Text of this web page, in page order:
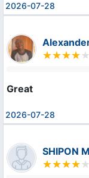
2026-07-28
Great
2026-07-28
SHIPON